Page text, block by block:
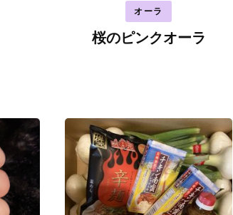
オーラ
桜のピンクオーラ